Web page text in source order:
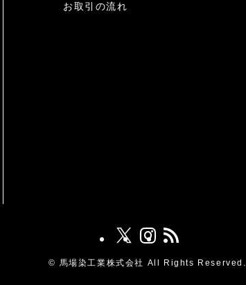
お取引の流れ
© 馬場染工業株式会社 All Rights Reserved.